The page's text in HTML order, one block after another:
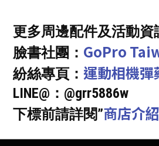
更多周邊配件及活動資
臉書社團： GoPro
紛絲專頁： 運動相機彈
LINE@：@grr5886w
下標前請詳閱”商店介紹